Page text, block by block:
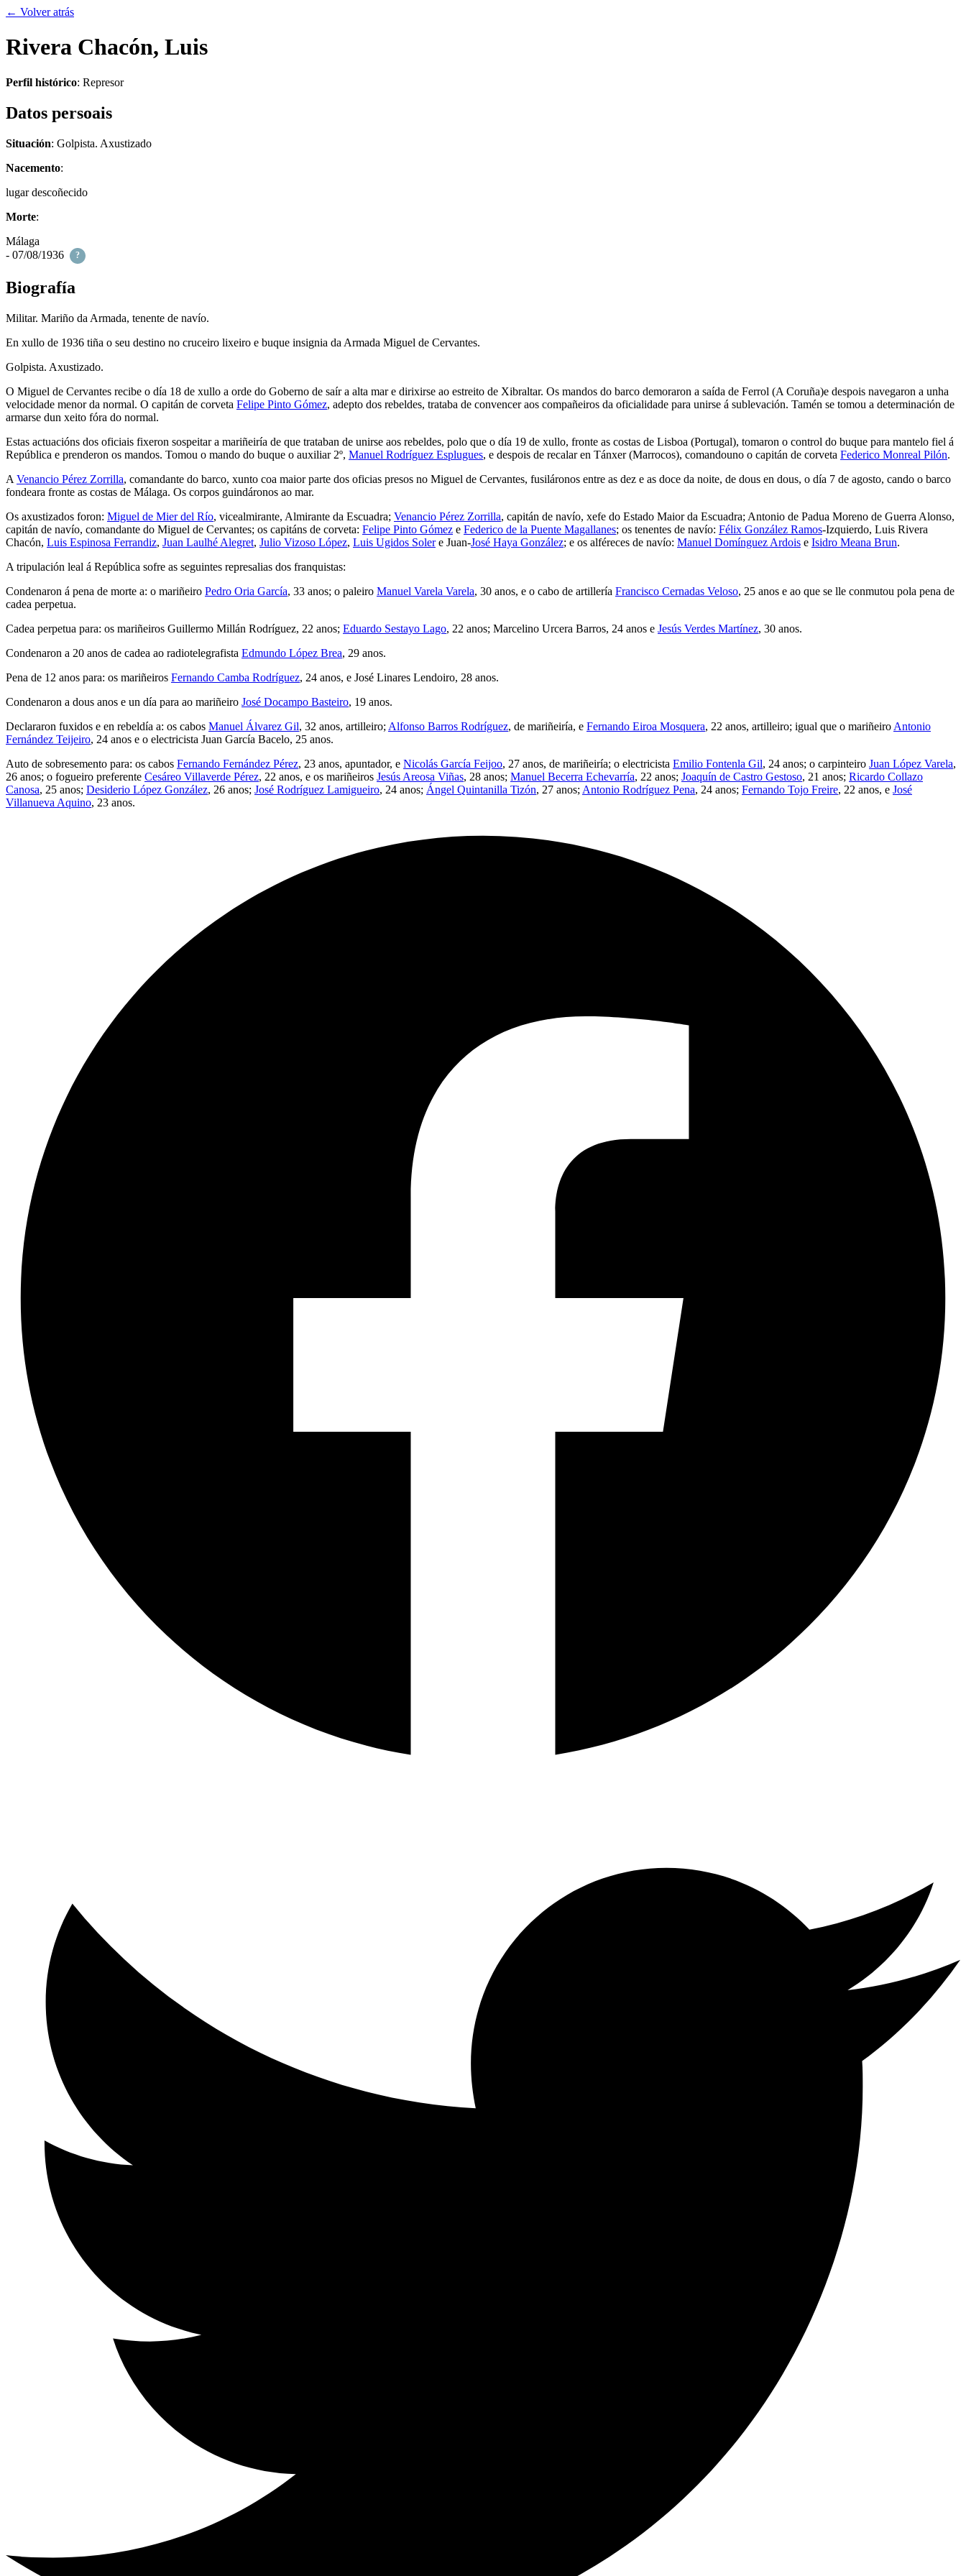
← Volver atrás
Rivera Chacón, Luis
Perfil histórico: Represor
Datos persoais
Situación: Golpista. Axustizado
Nacemento:
lugar descoñecido
Morte:
Málaga
- 07/08/1936
?
Biografía
Militar. Mariño da Armada, tenente de navío.
En xullo de 1936 tiña o seu destino no cruceiro lixeiro e buque insignia da Armada Miguel de Cervantes.
Golpista. Axustizado.
O Miguel de Cervantes recibe o día 18 de xullo a orde do Goberno de saír a alta mar e dirixirse ao estreito de Xibraltar. Os mandos do barco demoraron a saída de Ferrol (A Coruña)e despois navegaron a unha
velocidade menor da normal. O capitán de corveta Felipe Pinto Gómez, adepto dos rebeldes, trataba de convencer aos compañeiros da oficialidade para unirse á sublevación. Tamén se tomou a determinación de
armarse dun xeito fóra do normal.
Estas actuacións dos oficiais fixeron sospeitar a mariñeiría de que trataban de unirse aos rebeldes, polo que o día 19 de xullo, fronte as costas de Lisboa (Portugal), tomaron o control do buque para mantelo fiel á
República e prenderon os mandos. Tomou o mando do buque o auxiliar 2º, Manuel Rodríguez Esplugues, e despois de recalar en Tánxer (Marrocos), comandouno o capitán de corveta Federico Monreal Pilón.
A Venancio Pérez Zorrilla, comandante do barco, xunto coa maior parte dos oficias presos no Miguel de Cervantes, fusiláronos entre as dez e as doce da noite, de dous en dous, o día 7 de agosto, cando o barco
fondeara fronte as costas de Málaga. Os corpos guindáronos ao mar.
Os axustizados foron: Miguel de Mier del Río, vicealmirante, Almirante da Escuadra; Venancio Pérez Zorrilla, capitán de navío, xefe do Estado Maior da Escuadra; Antonio de Padua Moreno de Guerra Alonso,
capitán de navío, comandante do Miguel de Cervantes; os capitáns de corveta: Felipe Pinto Gómez e Federico de la Puente Magallanes; os tenentes de navío: Félix González Ramos-Izquierdo, Luis Rivera
Chacón, Luis Espinosa Ferrandiz, Juan Laulhé Alegret, Julio Vizoso López, Luis Ugidos Solere Juan-José Haya González; e os alféreces de navío: Manuel Domínguez Ardois e Isidro Meana Brun.
A tripulación leal á República sofre as seguintes represalias dos franquistas:
Condenaron á pena de morte a: o mariñeiro Pedro Oria García, 33 anos; o paleiro Manuel Varela Varela, 30 anos, e o cabo de artillería Francisco Cernadas Veloso, 25 anos e ao que se lle conmutou pola pena de
cadea perpetua.
Cadea perpetua para: os mariñeiros Guillermo Millán Rodríguez, 22 anos; Eduardo Sestayo Lago, 22 anos; Marcelino Urcera Barros, 24 anos e Jesús Verdes Martínez, 30 anos.
Condenaron a 20 anos de cadea ao radiotelegrafista Edmundo López Brea, 29 anos.
Pena de 12 anos para: os mariñeiros Fernando Camba Rodríguez, 24 anos, e José Linares Lendoiro, 28 anos.
Condenaron a dous anos e un día para ao mariñeiro José Docampo Basteiro, 19 anos.
Declararon fuxidos e en rebeldía a: os cabos Manuel Álvarez Gil, 32 anos, artilleiro; Alfonso Barros Rodríguez, de mariñeiría, e Fernando Eiroa Mosquera, 22 anos, artilleiro; igual que o mariñeiro Antonio
Fernández Teijeiro, 24 anos e o electricista Juan García Bacelo, 25 anos.
Auto de sobresemento para: os cabos Fernando Fernández Pérez, 23 anos, apuntador, e Nicolás García Feijoo, 27 anos, de mariñeiría; o electricista Emilio Fontenla Gil, 24 anos; o carpinteiro Juan López Varela,
26 anos; o fogueiro preferente Cesáreo Villaverde Pérez, 22 anos, e os mariñeiros Jesús Areosa Viñas, 28 anos; Manuel Becerra Echevarría, 22 anos; Joaquín de Castro Gestoso, 21 anos; Ricardo Collazo
Canosa, 25 anos; Desiderio López González, 26 anos; José Rodríguez Lamigueiro, 24 anos; Ángel Quintanilla Tizón, 27 anos; Antonio Rodríguez Pena, 24 anos; Fernando Tojo Freire, 22 anos, e José
Villanueva Aquino, 23 anos.